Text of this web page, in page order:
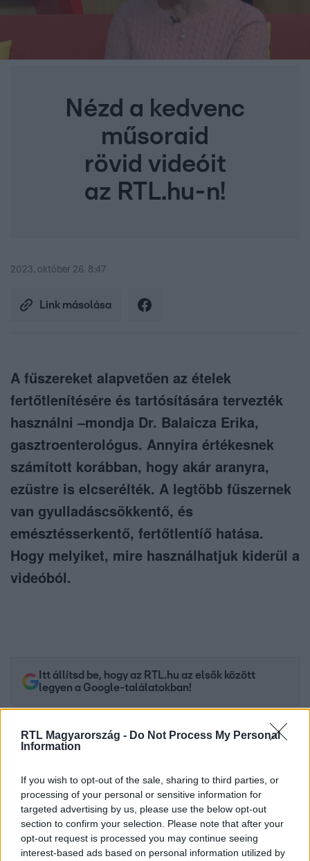
RTL Magyarország - Do Not Process My Personal
Information
If you wish to opt-out of the sale, sharing to third parties, or
processing of your personal or sensitive information for
targeted advertising by us, please use the below opt-out
section to confirm your selection. Please note that after your
opt-out request is processed you may continue seeing
interest-based ads based on personal information utilized by
Nézd a kedvenc
műsoraid
rövid videóit
az RTL.hu-n!
2023. október 26. 8:47
Link másolása
A fűszereket alapvetően az ételek
fertőtlenítésére és tartósítására tervezték
használni –mondja Dr. Balaicza Erika,
gasztroenterológus. Annyira értékesnek
számított korábban, hogy akár aranyra,
ezüstre is elcserélték. A legtöbb fűszernek
van gyulladáscsökkentő, és
emésztésserkentő, fertőtlentíő hatása.
Hogy melyiket, mire használhatjuk kiderül a
videóból.
Itt állítsd be, hogy az RTL.hu az elsők között
legyen a Google-találatokban!